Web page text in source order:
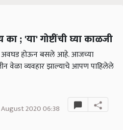
; 'या' गोष्टींची घ्या काळजी
होऊन बसले आहे. आजच्या
वेळा व्यवहार झाल्याचे आपण पाहिलेले
2020 06:38